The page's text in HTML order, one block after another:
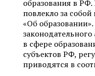
образования в РФ.
повлекло за
«Об
в сфере
субъектов РФ,
приводятся в